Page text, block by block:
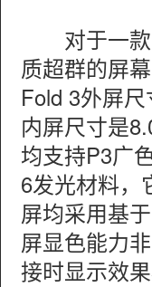
对于一款
质超群的屏
Fold 3外屏
内屏尺寸是
均支持P3广
6发光材料，
屏均采用基
屏显色能力
接时显示效